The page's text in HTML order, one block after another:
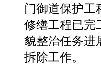
门御道保护工
修缮工程已完
貌整治任务进
拆除工作。